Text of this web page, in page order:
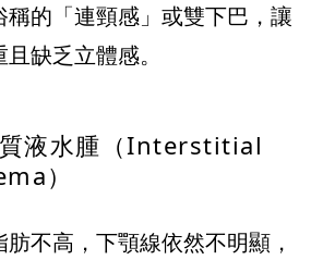
稱的「連頸感」或雙下巴，讓
缺乏立體感。
液水腫（Interstitial
）
不高，下顎線依然不明顯，